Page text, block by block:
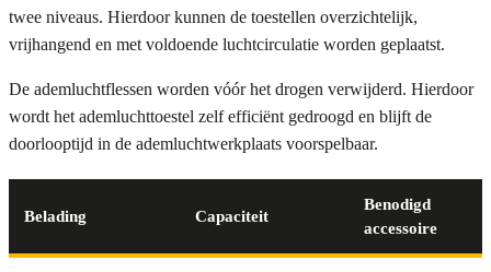
twee niveaus. Hierdoor kunnen de toestellen overzichtelijk,
vrijhangend en met voldoende luchtcirculatie worden geplaatst.
De ademluchtflessen worden vóór het drogen verwijderd. Hierdoor
wordt het ademluchttoestel zelf efficiënt gedroogd en blijft de
doorlooptijd in de ademluchtwerkplaats voorspelbaar.
Belading Capaciteit
Benodigd
accessoire